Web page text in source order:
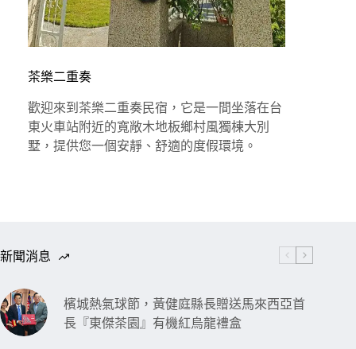
茶樂二重奏
歡迎來到茶樂二重奏民宿，它是一間坐落在台
東火車站附近的寬敞木地板鄉村風獨棟大別
墅，提供您一個安靜、舒適的度假環境。
新聞消息
檳城熱氣球節，黃健庭縣長贈送馬來西亞首
長『東傑茶園』有機紅烏龍禮盒